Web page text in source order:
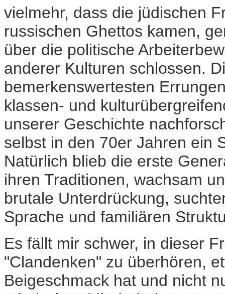
vielmehr, dass die jüdischen
russischen Ghettos kamen,
über die politische
anderer Kulturen schlossen.
bemerkenswertesten
klassen- und
unserer Geschichte
selbst in den 70er Jahren ein
Natürlich blieb die erste
ihren Traditionen, wachsam
brutale Unterdrückung,
Sprache und familiären
Es fällt mir schwer, in dieser
"Clandenken" zu überhören,
Beigeschmack hat und nicht